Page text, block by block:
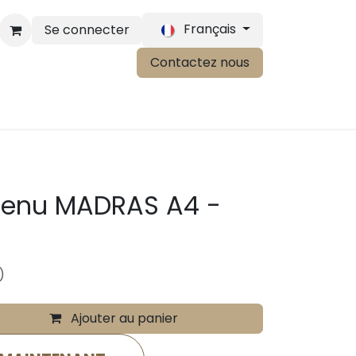
Se connecter
Français
Contactez nous
MADRAS A4 -
Ajouter au panier